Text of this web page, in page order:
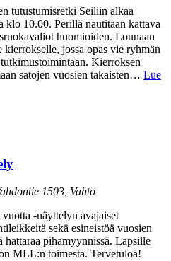
tutustumisretki Seiliin alkaa
klo 10.00. Perillä nautitaan kattava
huomioiden. Lounaan
jossa opas vie ryhmän
Kierroksen
satojen vuosien takaisten… Lue
1503, Vahto
-näyttelyn avajaiset
sekä esineistöä vuosien
hattaraa pihamyynnissä. Lapsille
MLL:n toimesta. Tervetuloa!